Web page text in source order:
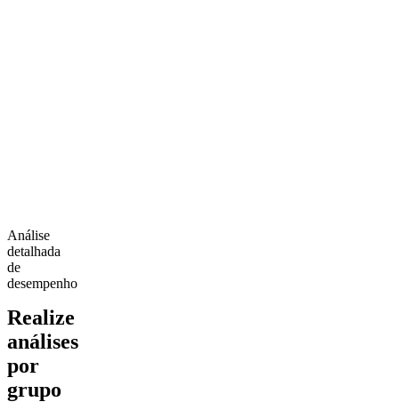
Análise
detalhada
de
desempenho
Realize
análises
por
grupo